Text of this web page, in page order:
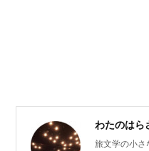
わたのはら
旅文学の小